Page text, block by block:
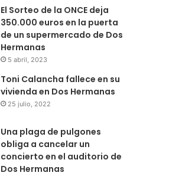
El Sorteo de la ONCE deja
350.000 euros en la puerta
de un supermercado de Dos
Hermanas
5 abril, 2023
Toni Calancha fallece en su
vivienda en Dos Hermanas
25 julio, 2022
Una plaga de pulgones
obliga a cancelar un
concierto en el auditorio de
Dos Hermanas